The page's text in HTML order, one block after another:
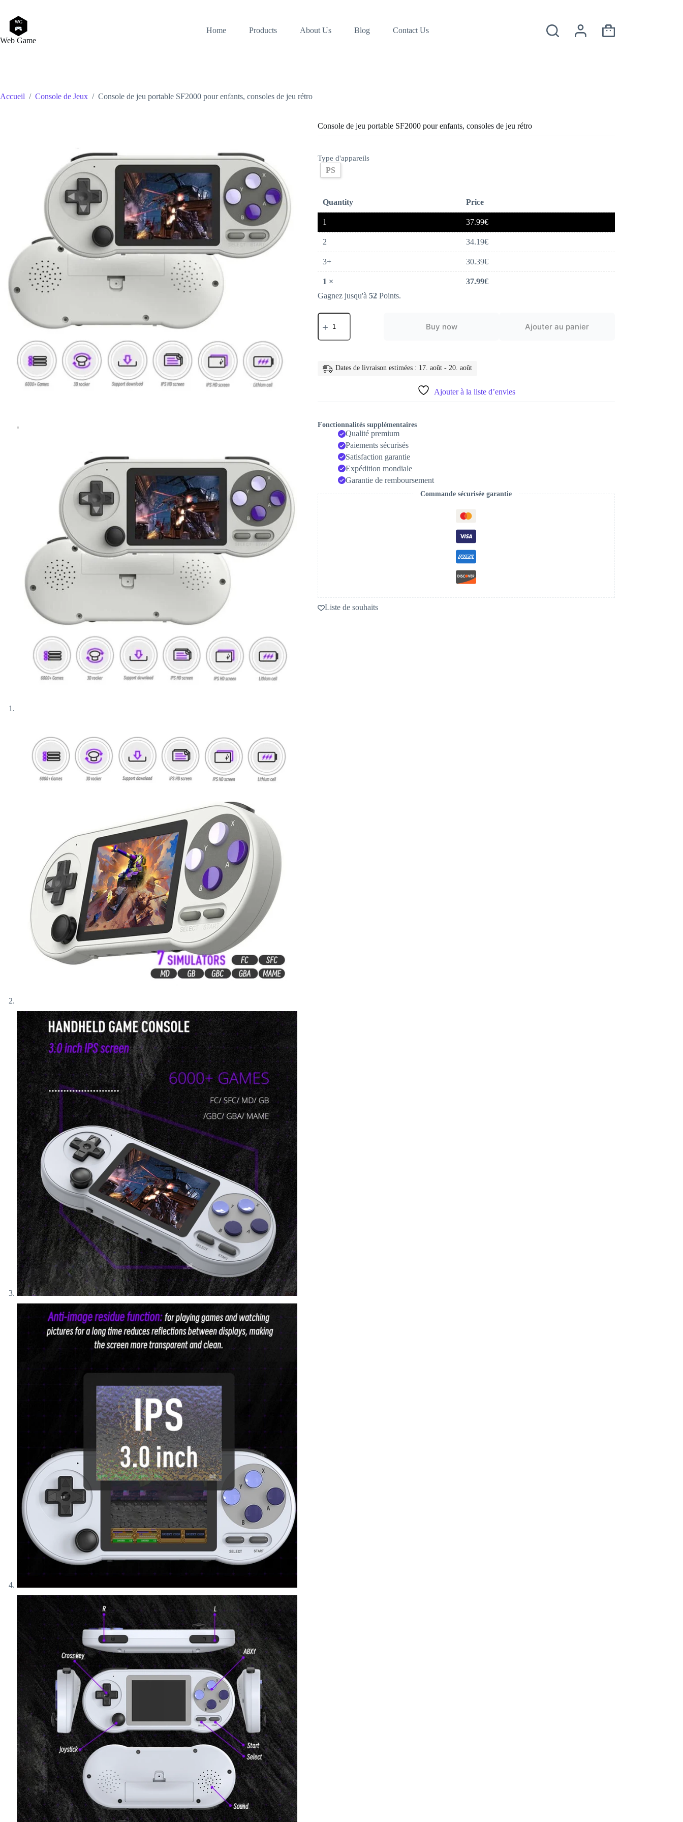
contenu
Web Game
Home Products About Us Blog Contact Us
Panier
Accueil / Console de Jeux / Console de jeu portable SF2000 pour enfants, consoles de jeu rétro
Console de jeu portable SF2000 pour enfants, consoles de jeu rétro
Type d'appareils
PS
Quantity Price
1 37.99€
2 34.19€
3+ 30.39€
1 × 37.99€
Gagnez jusqu'à 52Points.
quantité
de
de
SF2000
de
rétro
Buy now Ajouter au panier
Dates de livraison estimées : 17. août - 20. août
Ajouter à la liste d’envies
Fonctionnalités supplémentaires
Qualité premium
Paiements sécurisés
Satisfaction garantie
Expédition mondiale
Garantie de remboursement
Commande sécurisée garantie
Liste de souhaits